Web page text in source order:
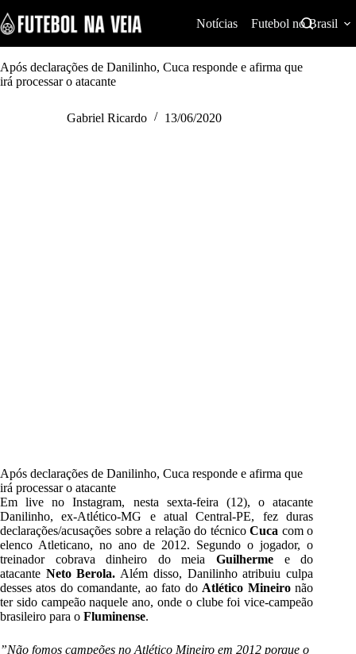
k
i
p
o
Notícias Futebol no Brasil
Após declarações de Danilinho, Cuca responde e afirma que
irá processar o atacante
Gabriel Ricardo 13/06/2020
Após declarações de Danilinho, Cuca responde e afirma que
irá processar o atacante
Em live no Instagram, nesta sexta-feira (12), o atacante
Danilinho, ex-Atlético-MG e atual Central-PE, fez duras
declarações/acusações sobre a relação do técnicoCuca com o
elenco Atleticano, no ano de 2012. Segundo o jogador, o
treinador cobrava dinheiro do meiaGuilherme e do
atacante Neto Berola. Além disso, Danilinho atribuiu culpa
desses atos do comandante, ao fato do Atlético Mineironão
ter sido campeão naquele ano, onde o clube foi vice-campeão
brasileiro para o Fluminense.
”Não fomos campeões no Atlético Mineiro em 2012 porque o